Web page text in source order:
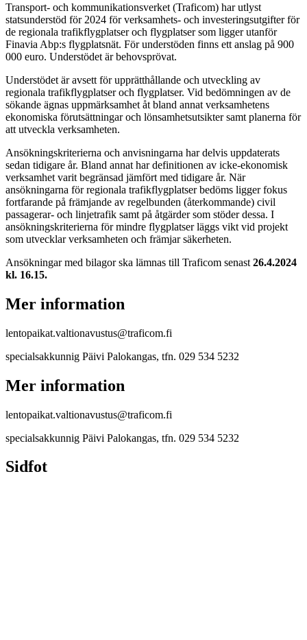
Transport- och kommunikationsverket (Traficom) har utlyst
statsunderstöd för 2024 för verksamhets- och investeringsutgifter för
de regionala trafikflygplatser och flygplatser som ligger utanför
Finavia Abp:s flygplatsnät. För understöden finns ett anslag på 900
000 euro. Understödet är behovsprövat.
Understödet är avsett för upprätthållande och utveckling av
regionala trafikflygplatser och flygplatser. Vid bedömningen av de
sökande ägnas uppmärksamhet åt bland annat verksamhetens
ekonomiska förutsättningar och lönsamhetsutsikter samt planerna för
att utveckla verksamheten.
Ansökningskriterierna och anvisningarna har delvis uppdaterats
sedan tidigare år. Bland annat har definitionen av icke-ekonomisk
verksamhet varit begränsad jämfört med tidigare år. När
ansökningarna för regionala trafikflygplatser bedöms ligger fokus
fortfarande på främjande av regelbunden (återkommande) civil
passagerar- och linjetrafik samt på åtgärder som stöder dessa. I
ansökningskriterierna för mindre flygplatser läggs vikt vid projekt
som utvecklar verksamheten och främjar säkerheten.
Ansökningar med bilagor ska lämnas till Traficom senast 26.4.2024
kl. 16.15.
Mer information
lentopaikat.valtionavustus@traficom.fi
specialsakkunnig Päivi Palokangas, tfn. 029 534 5232
Mer information
lentopaikat.valtionavustus@traficom.fi
specialsakkunnig Päivi Palokangas, tfn. 029 534 5232
Sidfot